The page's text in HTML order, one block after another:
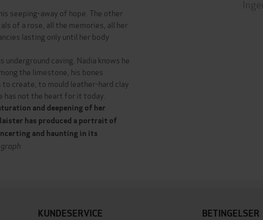
seeping-away of hope. The other
of a rose, all the memories, all her
lasting only until her body
caving. Nadia knows he
the limestone, his bones
create, to mould leather-hard clay
not the heart for it today.
and deepening of her
has produced a portrait of
and haunting in its
KUNDESERVICE BETINGELSER